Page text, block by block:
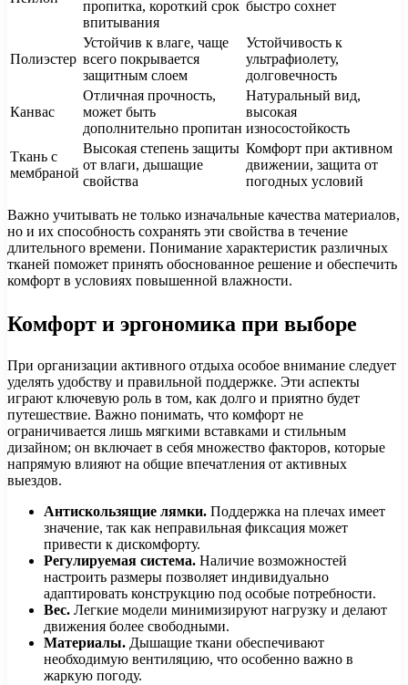
пропитка, короткий срок
впитывания
быстро сохнет
Полиэстер
Устойчив к влаге, чаще
всего покрывается
защитным слоем
Устойчивость к
ультрафиолету,
долговечность
Канвас
Отличная прочность,
может быть
дополнительно пропитан
Натуральный вид,
высокая
износостойкость
Ткань с
мембраной
Высокая степень защиты
от влаги, дышащие
свойства
Комфорт при активном
движении, защита от
погодных условий
Важно учитывать не только изначальные качества материалов,
но и их способность сохранять эти свойства в течение
длительного времени. Понимание характеристик различных
тканей поможет принять обоснованное решение и обеспечить
комфорт в условиях повышенной влажности.
Комфорт и эргономика при выборе
При организации активного отдыха особое внимание следует
уделять удобству и правильной поддержке. Эти аспекты
играют ключевую роль в том, как долго и приятно будет
путешествие. Важно понимать, что комфорт не
ограничивается лишь мягкими вставками и стильным
дизайном; он включает в себя множество факторов, которые
напрямую влияют на общие впечатления от активных
выездов.
Антискользящие лямки. Поддержка на плечах имеет
значение, так как неправильная фиксация может
привести к дискомфорту.
Регулируемая система. Наличие возможностей
настроить размеры позволяет индивидуально
адаптировать конструкцию под особые потребности.
Вес. Легкие модели минимизируют нагрузку и делают
движения более свободными.
Материалы. Дышащие ткани обеспечивают
необходимую вентиляцию, что особенно важно в
жаркую погоду.